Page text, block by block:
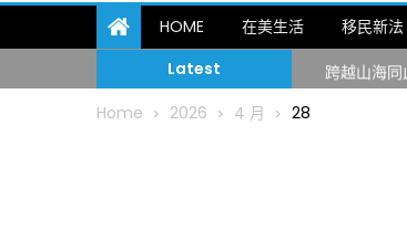
HOME 在美生活 移民新法
Latest
一晃三十
筝声与琴
跨越山海
圣路易龙
Home 2026 4 月 28